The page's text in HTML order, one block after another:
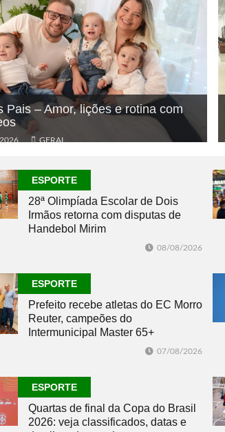
Pais – Amor, lições e rotina com
GERAL
ESPORTE
28ª Olimpíada Escolar de Dois
Irmãos retorna com disputas de
Handebol Mirim
08/08/2026
ESPORTE
Prefeito recebe atletas do EC Morro
Reuter, campeões do
Intermunicipal Master 65+
07/08/2026
ESPORTE
Quartas de final da Copa do Brasil
2026: veja classificados, datas e